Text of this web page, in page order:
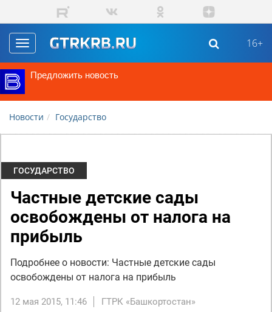
Перейти к основному содержанию
Toggle
navigation
16+
Предложить новость
Новости Государство
ГОСУДАРСТВО
Частные детские сады
освобождены от налога на
прибыль
Подробнее о новости: Частные детские сады
освобождены от налога на прибыль
12 мая 2015, 11:46 ГТРК «Башкортостан»